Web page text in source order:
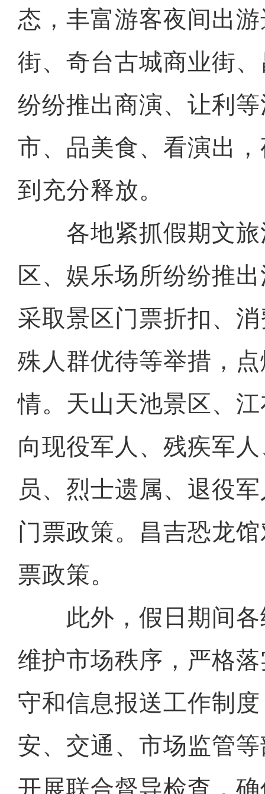
态，丰富游客夜间出
街、奇台古城商业街
纷纷推出商演、让利
市、品美食、看演出
到充分释放。
各地紧抓假期文旅
区、娱乐场所纷纷推
采取景区门票折扣、
殊人群优待等举措，
情。天山天池景区、
向现役军人、残疾军
员、烈士遗属、退役
门票政策。昌吉恐龙
票政策。
此外，假日期间各
维护市场秩序，严格
守和信息报送工作制
安、交通、市场监管
开展联合督导检查，